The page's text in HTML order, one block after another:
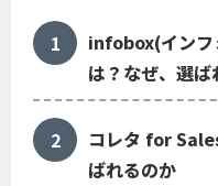
infobox(インフ
は？なぜ、選ば
コレタ for
ばれるのか